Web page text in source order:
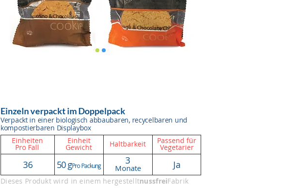
Einzeln verpackt im Doppelpack
Verpackt in einer biologisch abbaubaren, recycelbaren und
kompostierbaren Displaybox
Einheiten
Pro Fall
Einheit
Gewicht Haltbarkeit Passend für
Vegetarier
36 3
Monate Ja
50 gPro Packung
Dieses Produkt wird in einem hergestelltnussfreiFabrik